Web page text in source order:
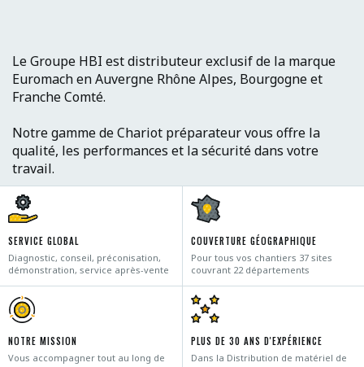
Le Groupe HBI est distributeur exclusif de la marque
Euromach en Auvergne Rhône Alpes, Bourgogne et
Franche Comté.
Notre gamme de Chariot préparateur vous offre la
qualité, les performances et la sécurité dans votre
travail.
SERVICE GLOBAL
Diagnostic, conseil, préconisation,
démonstration, service après-vente
COUVERTURE GÉOGRAPHIQUE
Pour tous vos chantiers 37 sites
couvrant 22 départements
NOTRE MISSION
Vous accompagner tout au long de
PLUS DE 30 ANS D'EXPÉRIENCE
Dans la Distribution de matériel de